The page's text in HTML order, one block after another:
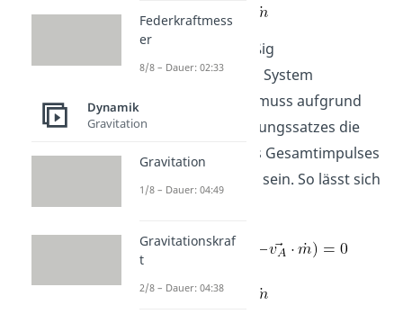
Da ein kräftemäßig
abgeschlossenes System
betrachtet wird, muss aufgrund
des Impulserhaltungssatzes die
Veränderung
des Gesamtimpulses
sein. So lässt sich
Federkraftmess
er
8/8 – Dauer: 02:33
Dynamik
Gravitation
Gravitation
1/8 – Dauer: 04:49
Gravitationskraf
t
2/8 – Dauer: 04:38